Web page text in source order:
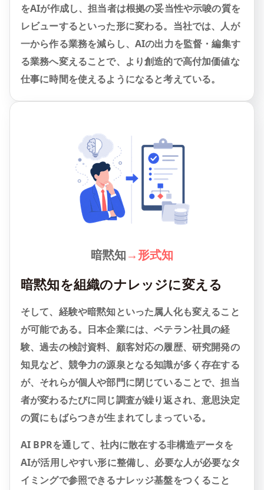
をAIが作成し、担当者は根拠の妥当性や示唆の質を
レビューするといった形に変わる。当社では、人が
一から作る業務を減らし、AIの出力を監督・編集す
る業務へ変えることで、より創造的で高付加価値な
仕事に時間を使えるようになると考えている。
暗黙知→形式知
暗黙知を組織のナレッジに変える
そして、経験や暗黙知といった属人化も変えること
が可能である。日本企業には、ベテラン社員の経
験、過去の検討資料、顧客対応の履歴、研究開発の
知見など、競争力の源泉となる知識が多く存在する
が、それらが個人や部門に閉じていることで、担当
者が変わるたびに同じ調査が繰り返され、意思決定
の質にもばらつきが生まれてしまっている。
AI BPRを通して、社内に散在する非構造データを
AIが活用しやすい形に整備し、必要な人が必要なタ
イミングで参照できるナレッジ基盤をつくること